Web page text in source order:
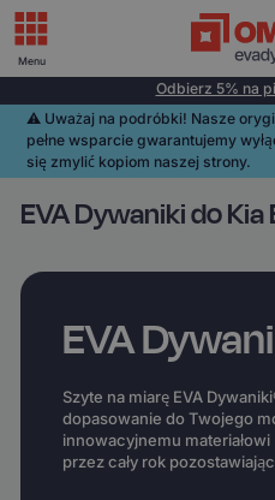
Odbierz 5% na
⚠️️ Uważaj na podróbki! Nasze
pełne wsparcie gwarantujemy
się zmylić kopiom naszej strony.
EVA Dywaniki do Kia
EVA
Szyte na miarę EVA
dopasowanie do Twojego
innowacyjnemu materiałowi
przez cały rok
Menu